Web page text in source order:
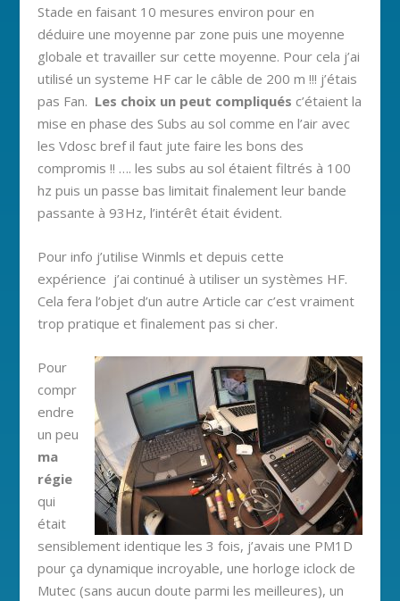
Stade en faisant 10 mesures environ pour en
déduire une moyenne par zone puis une moyenne
globale et travailler sur cette moyenne. Pour cela j’ai
utilisé un systeme HF car le câble de 200 m !!! j’étais
pas Fan. Les choix un peut compliqués c’étaient la
mise en phase des Subs au sol comme en l’air avec
les Vdosc bref il faut jute faire les bons des
compromis !! …. les subs au sol étaient filtrés à 100
hz puis un passe bas limitait finalement leur bande
passante à 93Hz, l’intérêt était évident.
Pour info j’utilise Winmls et depuis cette
expérience j’ai continué à utiliser un systèmes HF.
Cela fera l’objet d’un autre Article car c’est vraiment
trop pratique et finalement pas si cher.
Pour
compr
endre
un peu
ma
régie
qui
était
sensiblement identique les 3 fois, j’avais une PM1D
pour ça dynamique incroyable, une horloge iclock de
Mutec (sans aucun doute parmi les meilleures), un